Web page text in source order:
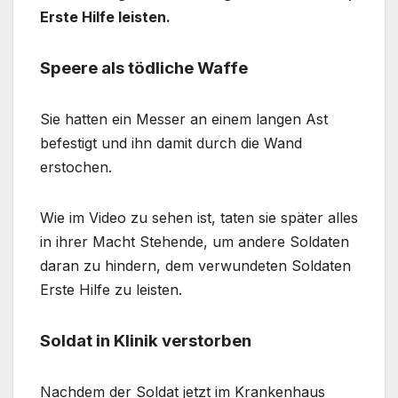
Erste Hilfe leisten.
Speere als tödliche Waffe
Sie hatten ein Messer an einem langen Ast
befestigt und ihn damit durch die Wand
erstochen.
Wie im Video zu sehen ist, taten sie später alles
in ihrer Macht Stehende, um andere Soldaten
daran zu hindern, dem verwundeten Soldaten
Erste Hilfe zu leisten.
Soldat in Klinik verstorben
Nachdem der Soldat jetzt im Krankenhaus